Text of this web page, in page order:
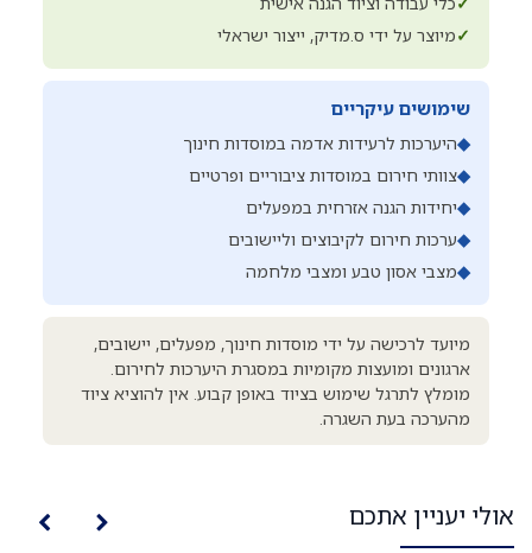
✓מיוצר על ידי ס.מדיק, ייצור ישראלי
שימושים עיקריים
◆היערכות לרעידות אדמה במוסדות חינוך
◆צוותי חירום במוסדות ציבוריים ופרטיים
◆יחידות הגנה אזרחית במפעלים
◆ערכות חירום לקיבוצים וליישובים
◆מצבי אסון טבע ומצבי מלחמה
מיועד לרכישה על ידי מוסדות חינוך, מפעלים, יישובים,
ארגונים ומועצות מקומיות במסגרת היערכות לחירום.
מומלץ לתרגל שימוש בציוד באופן קבוע. אין להוציא ציוד
מהערכה בעת השגרה.
אולי יעניין אתכם